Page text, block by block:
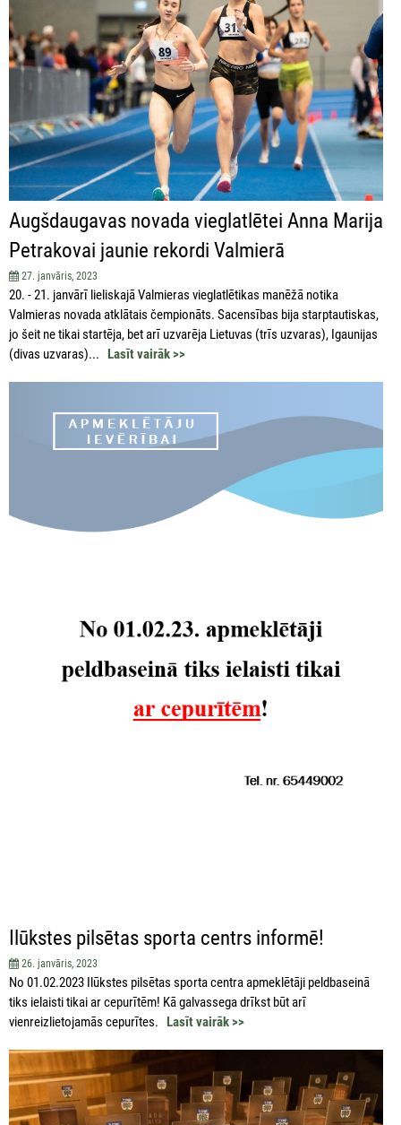
Augšdaugavas novada vieglatlētei Anna Marija
Petrakovai jaunie rekordi Valmierā
27. janvāris, 2023
20. - 21. janvārī lieliskajā Valmieras vieglatlētikas manēžā notika
Valmieras novada atklātais čempionāts. Sacensības bija starptautiskas,
jo šeit ne tikai startēja, bet arī uzvarēja Lietuvas (trīs uzvaras), Igaunijas
(divas uzvaras)... Lasīt vairāk >>
Ilūkstes pilsētas sporta centrs informē!
26. janvāris, 2023
No 01.02.2023 Ilūkstes pilsētas sporta centra apmeklētāji peldbaseinā
tiks ielaisti tikai ar cepurītēm! Kā galvassega drīkst būt arī
vienreizlietojamās cepurītes. Lasīt vairāk >>